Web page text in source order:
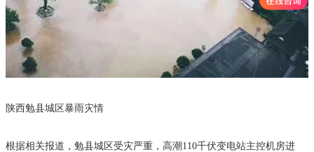
陕西勉县城区暴雨灾情
根据相关报道，勉县城区受灾严重，高潮110千伏变电站主控机房进